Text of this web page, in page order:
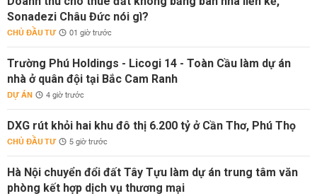
Sonadezi Châu Đức nói gì?
CHỦ ĐẦU TƯ 01 giờ trước
Trường Phú Holdings - Licogi 14 - Toàn Cầu làm dự án
nhà ở quân đội tại Bắc Cam Ranh
DỰ ÁN 4 giờ trước
DXG rút khỏi hai khu đô thị 6.200 tỷ ở Cần Thơ, Phú Thọ
CHỦ ĐẦU TƯ 5 giờ trước
Hà Nội chuyển đổi đất Tây Tựu làm dự án trung tâm văn
phòng kết hợp dịch vụ thương mại